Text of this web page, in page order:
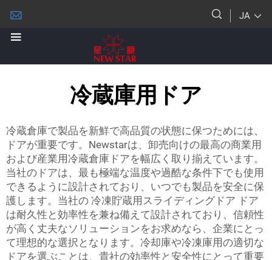
JA
冷蔵庫用ドア
冷蔵倉庫で製品を新鮮で高品質の状態に保つためには、
ドアが重要です。Newstarは、卸売向けの最高の商業用
および産業用冷蔵倉庫ドアを幅広く取り揃えています。
当社のドアは、最も極端な温度や過酷な条件下でも使用
できるように設計されており、いつでも製品を安全に保
護します。当社の 冷凍貯蔵用スライディングドア ドア
は耐久性と効率性を兼ね備えて設計されており、信頼性
が高く丈夫なソリューションをお求めなら、企業にとっ
て理想的な選択となります。冷却庫や冷凍庫用の適切な
ドアを選ぶことは、貴社の効率性と安全性にとって重要